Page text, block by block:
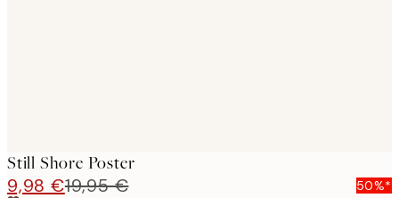
Still Shore Poster
9,98 €19,95 € 50%*